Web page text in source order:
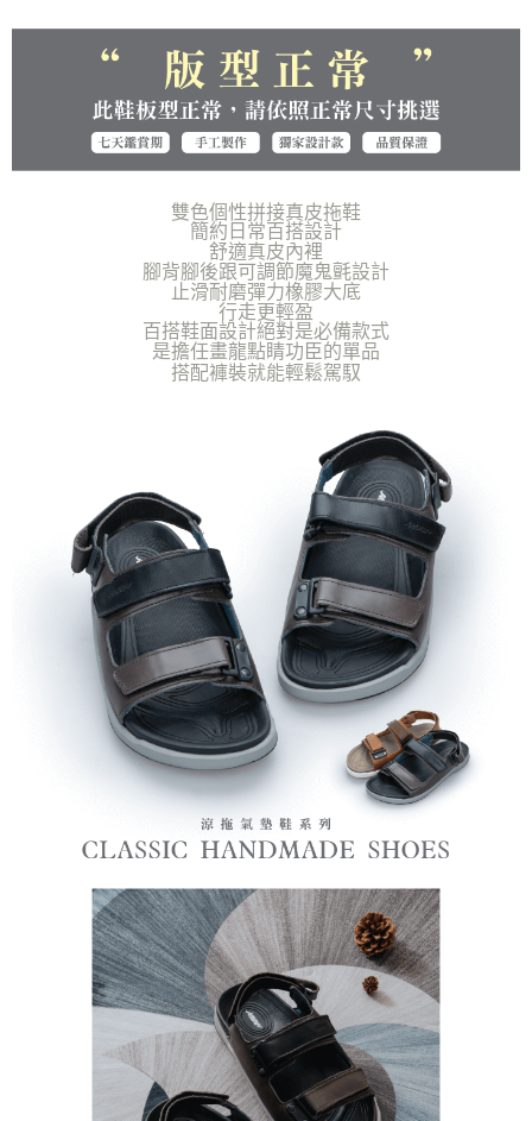
https://aftee.tw/terms/#terms3
３．未成年的使用者請事先徵得法定代理人或監護人之同意方可使用
「AFTEE先享後付」，若未經同意申辦者引起之損失，本公司不負相關責
４．使用「AFTEE先享後付」時，將依據個別帳號之用戶狀況，依本公司即
時審查核予不同之上限額度；若仍有額度不足之情形，本公司將視審查結果
請求用戶進行身份認證。
恩沛科技股份有限公司將有權停止該用戶之使用額度並採取法律行動。
海外宅配（貨到付運費）
雙色個性拼接真皮拖鞋
簡約日常百搭設計
舒適真皮內裡
腳背腳後跟可調節魔鬼氈設計
止滑耐磨彈力橡膠大底
行走更輕盈
百搭鞋面設計絕對是必備款式
是擔任畫龍點睛功臣的單品
搭配褲裝就能輕鬆駕馭